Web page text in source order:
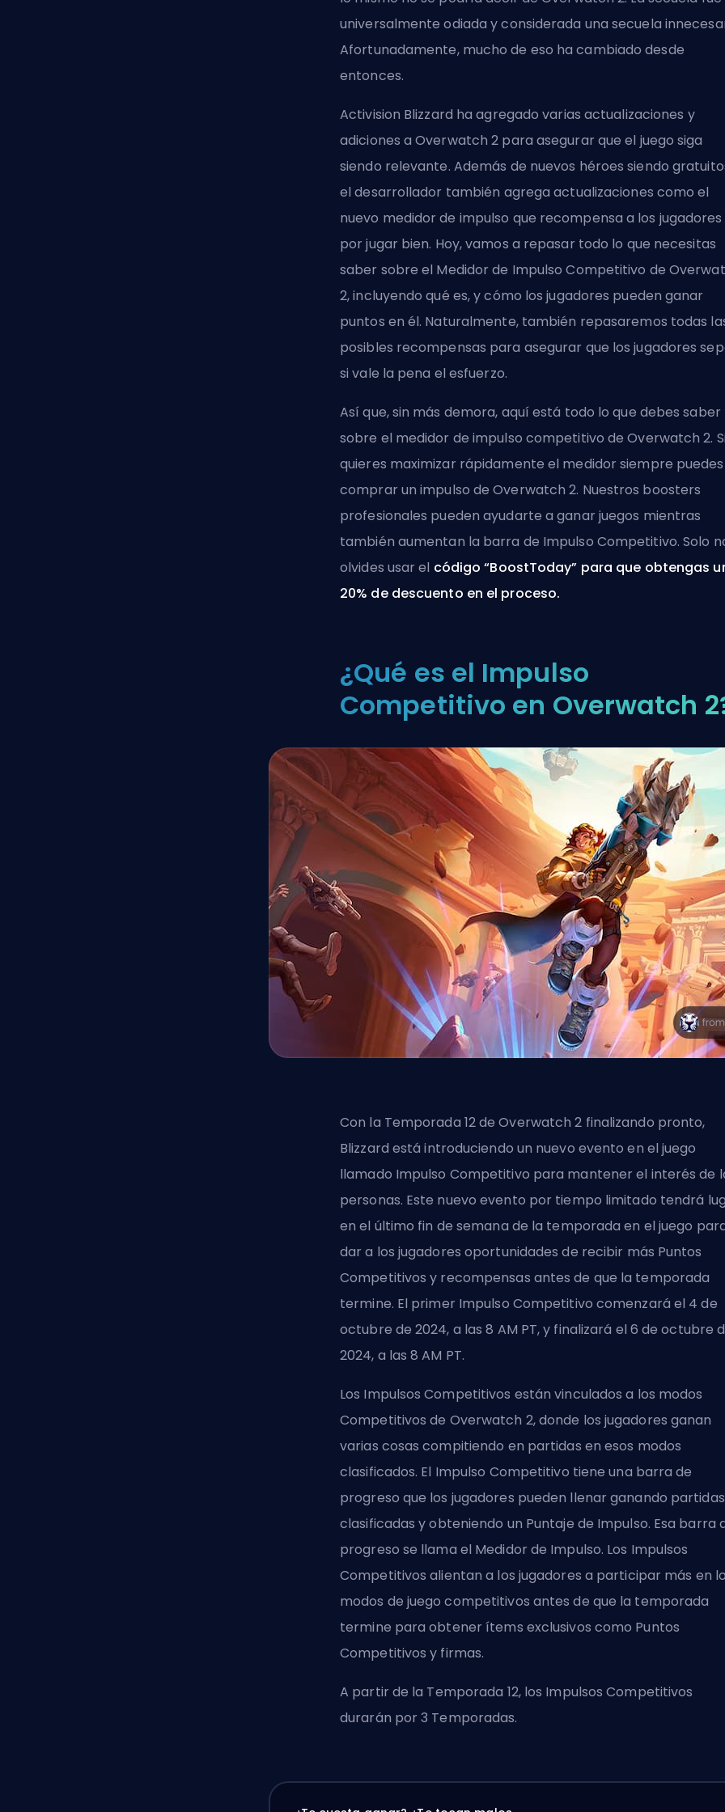
universalmente odiada y considerada una secuela
Afortunadamente, mucho de eso ha cambiado desde
entonces.
Activision Blizzard ha agregado varias actualizaciones y
adiciones a Overwatch 2 para asegurar que el juego siga
siendo relevante. Además de nuevos héroes siendo
el desarrollador también agrega actualizaciones como el
nuevo medidor de impulso que recompensa a los jugadores
por jugar bien. Hoy, vamos a repasar todo lo que necesitas
saber sobre el Medidor de Impulso Competitivo de
2, incluyendo qué es, y cómo los jugadores pueden ganar
puntos en él. Naturalmente, también repasaremos todas
posibles recompensas para asegurar que los jugadores
si vale la pena el esfuerzo.
Así que, sin más demora, aquí está todo lo que debes saber
sobre el medidor de impulso competitivo de Overwatch 2. Si
quieres maximizar rápidamente el medidor siempre puedes
comprar un impulso de Overwatch 2. Nuestros boosters
profesionales pueden ayudarte a ganar juegos mientras
también aumentan la barra de Impulso Competitivo. Solo
olvides usar el código “BoostToday” para que obtengas
20% de descuento en el proceso.
¿Qué es el Impulso
Competitivo en Overwatch
Con la Temporada 12 de Overwatch 2 finalizando pronto,
Blizzard está introduciendo un nuevo evento en el juego
llamado Impulso Competitivo para mantener el interés de
personas. Este nuevo evento por tiempo limitado tendrá
en el último fin de semana de la temporada en el juego
dar a los jugadores oportunidades de recibir más Puntos
Competitivos y recompensas antes de que la temporada
termine. El primer Impulso Competitivo comenzará el 4 de
octubre de 2024, a las 8 AM PT, y finalizará el 6 de octubre
2024, a las 8 AM PT.
Los Impulsos Competitivos están vinculados a los modos
Competitivos de Overwatch 2, donde los jugadores ganan
varias cosas compitiendo en partidas en esos modos
clasificados. El Impulso Competitivo tiene una barra de
progreso que los jugadores pueden llenar ganando partidas
clasificadas y obteniendo un Puntaje de Impulso. Esa barra
progreso se llama el Medidor de Impulso. Los Impulsos
Competitivos alientan a los jugadores a participar más en
modos de juego competitivos antes de que la temporada
termine para obtener ítems exclusivos como Puntos
Competitivos y firmas.
A partir de la Temporada 12, los Impulsos Competitivos
durarán por 3 Temporadas.